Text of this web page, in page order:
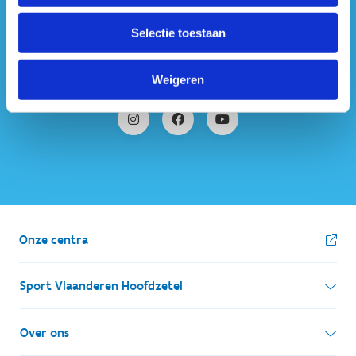
Selectie toestaan
Weigeren
#sportersbelevenmeer
ook op sociale media
Onze centra
Sport Vlaanderen Hoofdzetel
Simon Bolivarlaan 17
Over ons